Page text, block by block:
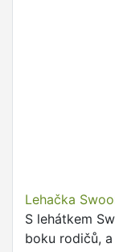
Lehačka
S lehátkem
boku rodičů,